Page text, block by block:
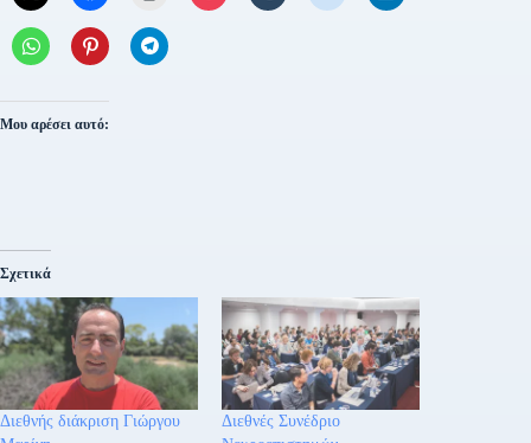
Μου αρέσει αυτό:
Σχετικά
Διεθνής διάκριση Γιώργου
Διεθνές Συνέδριο